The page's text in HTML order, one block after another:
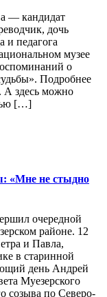
— кандидат
дочь
и педагога
музее
о
Подробнее
А здесь можно
[…]
«Мне не стыдно
очередной
районе. 12
и Павла,
в старинной
день Андрей
Муезерского
созыва по Северо-